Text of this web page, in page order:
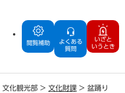
閲覧補助
よくある
質問
いざと
いうとき
文化観光部 > 文化財課 > 盆踊り